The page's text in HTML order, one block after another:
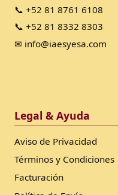
📞 +52 81 8761 6108
📞 +52 81 8332 8303
✉ info@iaesyesa.com
Legal & Ayuda
Aviso de Privacidad
Términos y Condiciones
Facturación